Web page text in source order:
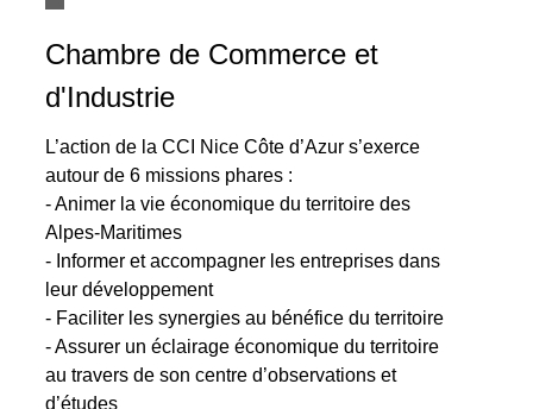
Chambre de Commerce et
d'Industrie
L’action de la CCI Nice Côte d’Azur s’exerce
autour de 6 missions phares :
- Animer la vie économique du territoire des
Alpes-Maritimes
- Informer et accompagner les entreprises dans
leur développement
- Faciliter les synergies au bénéfice du territoire
- Assurer un éclairage économique du territoire
au travers de son centre d’observations et
d’études